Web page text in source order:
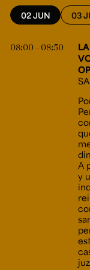
02 JUN 03
08:00 - 08:50
A
y